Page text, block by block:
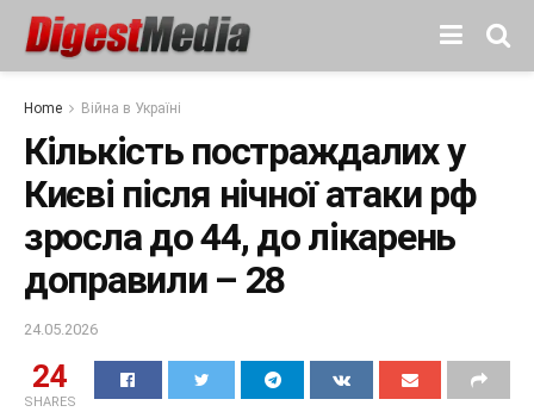
Home Війна в Україні
Кількість постраждалих у
Києві після нічної атаки рф
зросла до 44, до лікарень
доправили – 28
24.05.2026
24
SHARES